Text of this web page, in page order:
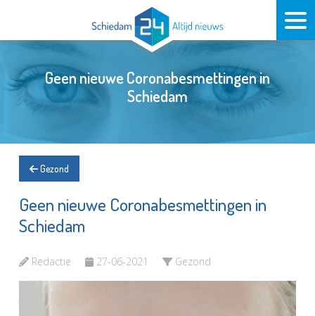
Geen nieuwe Coronabesmettingen in
Schiedam
Gezond
Geen nieuwe Coronabesmettingen in
Schiedam
Redactie 27-06-2021 Gezond